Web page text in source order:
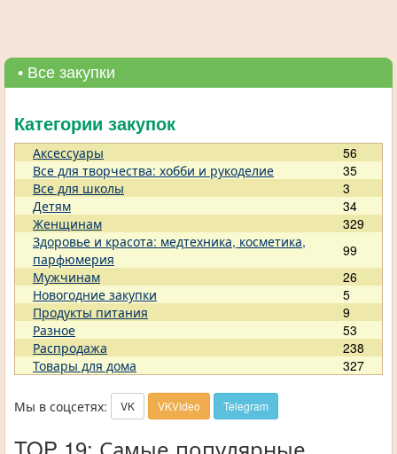
• Все закупки
Категории закупок
Аксессуары
56
Все для творчества: хобби и рукоделие
35
Все для школы
3
Детям
34
Женщинам
329
Здоровье и красота: медтехника, косметика,
парфюмерия
99
Мужчинам
26
Новогодние закупки
5
Продукты питания
9
Разное
53
Распродажа
238
Товары для дома
327
Мы в соцсетях: VK VKVideo Telegram